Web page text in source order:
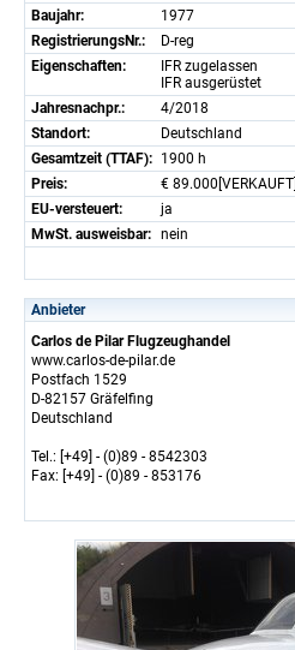
Baujahr:
1977
RegistrierungsNr.:
D-reg
Eigenschaften:
IFR zugelassen
IFR ausgerüstet
Jahresnachpr.:
4/2018
Standort:
Deutschland
Gesamtzeit (TTAF): 1900 h
Preis:
€ 89.000[VERKAUFT]
EU-versteuert:
ja
MwSt. ausweisbar: nein
Anbieter
Carlos de Pilar Flugzeughandel
www.carlos-de-pilar.de
Postfach 1529
D-82157 Gräfelfing
Deutschland
Tel.: [+49] - (0)89 - 8542303
Fax: [+49] - (0)89 - 853176